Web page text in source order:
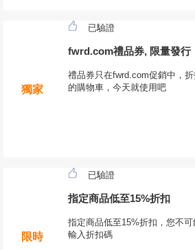
獨家
已驗證
fwrd.com禮品券, 限量發行
禮品券只在fwrd.com促銷中，
的購物車，今天就使用吧
限時
已驗證
指定商品低至15%折扣
指定商品低至15%折扣，您不
輸入折扣碼